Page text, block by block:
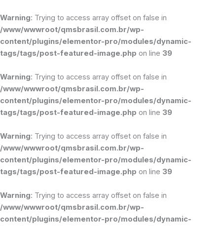
Warning: Trying to access array offset on false in
/www/wwwroot/qmsbrasil.com.br/wp-
content/plugins/elementor-pro/modules/dynamic-
tags/tags/post-featured-image.php on line 39
Warning: Trying to access array offset on false in
/www/wwwroot/qmsbrasil.com.br/wp-
content/plugins/elementor-pro/modules/dynamic-
tags/tags/post-featured-image.php on line 39
Warning: Trying to access array offset on false in
/www/wwwroot/qmsbrasil.com.br/wp-
content/plugins/elementor-pro/modules/dynamic-
tags/tags/post-featured-image.php on line 39
Warning: Trying to access array offset on false in
/www/wwwroot/qmsbrasil.com.br/wp-
content/plugins/elementor-pro/modules/dynamic-
para
o
conteúdo